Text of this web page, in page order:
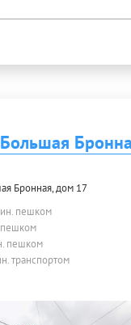
Бронная, дом 17
пешком
пешком
транспортом